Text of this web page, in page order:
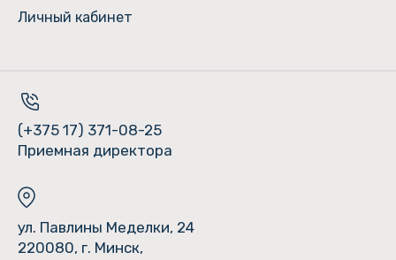
Личный кабинет
(+375 17) 371-08-25
Приемная директора
ул. Павлины Меделки, 24
220080, г. Минск,